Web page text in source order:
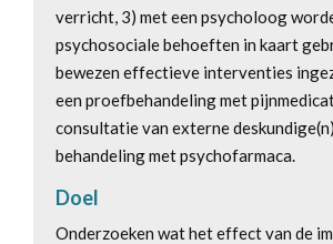
verricht, 3) met een psycholoog
psychosociale behoeften in kaart
bewezen effectieve interventies
een proefbehandeling met
consultatie van externe
behandeling met psychofarmaca.
Doel
Onderzoeken wat het effect van de